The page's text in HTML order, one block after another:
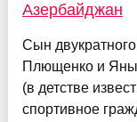
Азербайджан
Сын
Плющенко и Яны
(в детстве
спортивное